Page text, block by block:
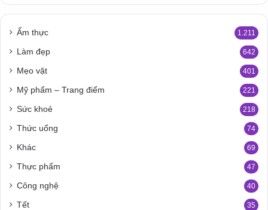
Ẩm thực 1.211
Làm đẹp 642
Mẹo vặt 401
Mỹ phẩm – Trang điểm 221
Sức khoẻ 218
Thức uống 74
Khác 69
Thực phẩm 47
Công nghệ 40
Tết 35